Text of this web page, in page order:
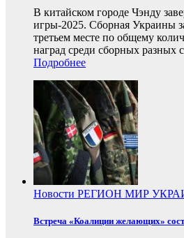
В китайском городе Чэнду
игры-2025. Сборная Украины
третьем месте по общему
наград среди сборных разных
Подробнее
Новости РЕГИОН МИР
Встреча «Коалиции желающих»